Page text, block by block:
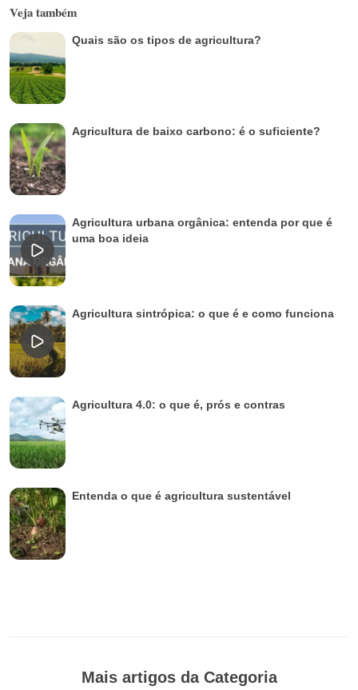
Veja também
Quais são os tipos de agricultura?
Agricultura de baixo carbono: é o suficiente?
Agricultura urbana orgânica: entenda por que é
uma boa ideia
Agricultura sintrópica: o que é e como funciona
Agricultura 4.0: o que é, prós e contras
Entenda o que é agricultura sustentável
Mais artigos da Categoria